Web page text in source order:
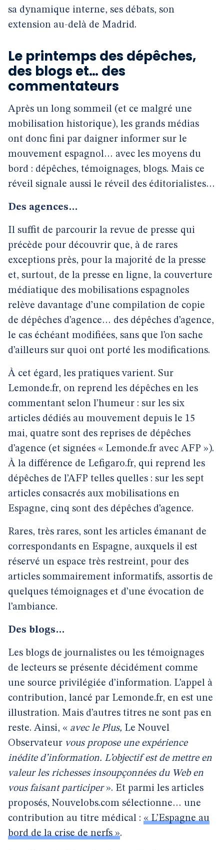
sa dynamique interne, ses débats, son
extension au-delà de Madrid.
Le printemps des dépêches,
des blogs et… des
commentateurs
Après un long sommeil (et ce malgré une
mobilisation historique), les grands médias
ont donc fini par daigner informer sur le
mouvement espagnol… avec les moyens du
bord : dépêches, témoignages, blogs. Mais ce
réveil signale aussi le réveil des éditorialistes…
Des agences…
Il suffit de parcourir la revue de presse qui
précède pour découvrir que, à de rares
exceptions près, pour la majorité de la presse
et, surtout, de la presse en ligne, la couverture
médiatique des mobilisations espagnoles
relève davantage d’une compilation de copie
de dépêches d’agence… des dépêches d’agence,
le cas échéant modifiées, sans que l’on sache
d’ailleurs sur quoi ont porté les modifications.
À cet égard, les pratiques varient. Sur
Lemonde.fr, on reprend les dépêches en les
commentant selon l’humeur : sur les six
articles dédiés au mouvement depuis le 15
mai, quatre sont des reprises de dépêches
d’agence (et signées « Lemonde.fr avec AFP »).
À la différence de Lefigaro.fr, qui reprend les
dépêches de l’AFP telles quelles : sur les sept
articles consacrés aux mobilisations en
Espagne, cinq sont des dépêches d’agence.
Rares, très rares, sont les articles émanant de
correspondants en Espagne, auxquels il est
réservé un espace très restreint, pour des
articles sommairement informatifs, assortis de
quelques témoignages et d’une évocation de
l’ambiance.
Des blogs…
Les blogs de journalistes ou les témoignages
de lecteurs se présente décidément comme
une source privilégiée d’information. L’appel à
contribution, lancé par Lemonde.fr, en est une
illustration. Mais d’autres titres ne sont pas en
reste. Ainsi, « avec le Plus, Le Nouvel
Observateur vous propose une expérience
inédite d’information. L’objectif est de mettre en
valeur les richesses insoupçonnées du Web en
vous faisant participer». Et parmi les articles
proposés, Nouvelobs.com sélectionne… une
contribution au titre médical : « L’Espagne au
bord de la crise de nerfs ».